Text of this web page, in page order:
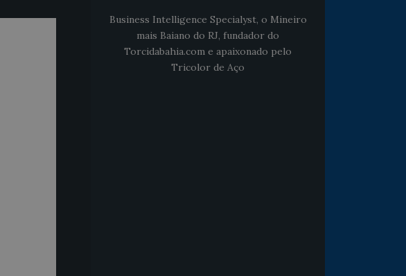
Business Intelligence Specialyst, o Mineiro
mais Baiano do RJ, fundador do
Torcidabahia.com e apaixonado pelo
Tricolor de Aço